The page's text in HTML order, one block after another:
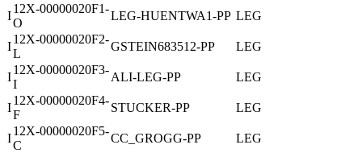
I
12X-00000020F1-
O
LEG-HUENTWA1-PP LEG
I
12X-00000020F2-
L
GSTEIN683512-PP LEG
I
12X-00000020F3-
I
ALI-LEG-PP LEG
I
12X-00000020F4-
F
STUCKER-PP LEG
I
12X-00000020F5-
C
CC_GROGG-PP LEG